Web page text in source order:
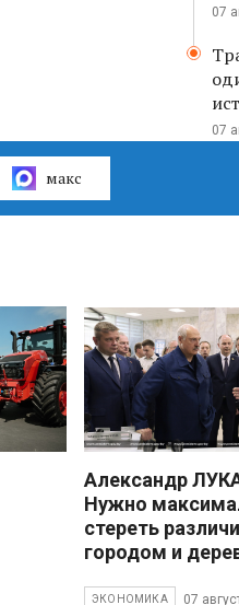
07
07
макс
Александр
Нужно
стереть
городом и
ЭКОНОМИКА 07